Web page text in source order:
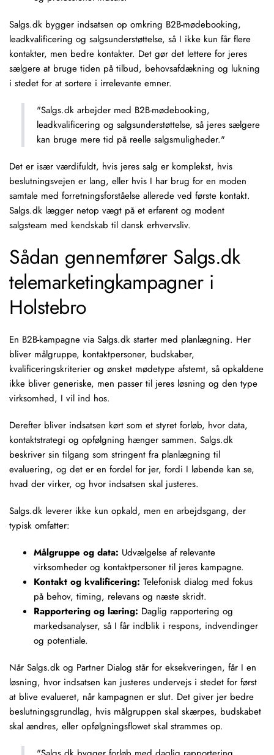
Salgs.dk bygger indsatsen op omkring B2B-mødebooking,
leadkvalificering og salgsunderstøttelse, så I ikke kun får flere
kontakter, men bedre kontakter. Det gør det lettere for jeres
sælgere at bruge tiden på tilbud, behovsafdækning og lukning
i stedet for at sortere i irrelevante emner.
"Salgs.dk arbejder med B2B-mødebooking,
leadkvalificering og salgsunderstøttelse, så jeres sælgere
kan bruge mere tid på reelle salgsmuligheder."
Det er især værdifuldt, hvis jeres salg er komplekst, hvis
beslutningsvejen er lang, eller hvis I har brug for en moden
samtale med forretningsforståelse allerede ved første kontakt.
Salgs.dk lægger netop vægt på et erfarent og modent
salgsteam med kendskab til dansk erhvervsliv.
Sådan gennemfører Salgs.dk
telemarketingkampagner i
Holstebro
En B2B-kampagne via Salgs.dk starter med planlægning. Her
bliver målgruppe, kontaktpersoner, budskaber,
kvalificeringskriterier og ønsket mødetype afstemt, så opkaldene
ikke bliver generiske, men passer til jeres løsning og den type
virksomhed, I vil ind hos.
Derefter bliver indsatsen kørt som et styret forløb, hvor data,
kontaktstrategi og opfølgning hænger sammen. Salgs.dk
beskriver sin tilgang som stringent fra planlægning til
evaluering, og det er en fordel for jer, fordi I løbende kan se,
hvad der virker, og hvor indsatsen skal justeres.
Salgs.dk leverer ikke kun opkald, men en arbejdsgang, der
typisk omfatter:
Målgruppe og data: Udvælgelse af relevante
virksomheder og kontaktpersoner til jeres kampagne.
Kontakt og kvalificering: Telefonisk dialog med fokus
på behov, timing, relevans og næste skridt.
Rapportering og læring: Daglig rapportering og
markedsanalyser, så I får indblik i respons, indvendinger
og potentiale.
Når Salgs.dk og Partner Dialog står for eksekveringen, får I en
løsning, hvor indsatsen kan justeres undervejs i stedet for først
at blive evalueret, når kampagnen er slut. Det giver jer bedre
beslutningsgrundlag, hvis målgruppen skal skærpes, budskabet
skal ændres, eller opfølgningsflowet skal strammes op.